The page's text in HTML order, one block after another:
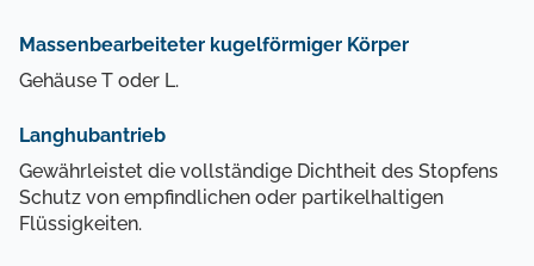
Massenbearbeiteter kugelförmiger Körper
Gehäuse T oder L.
Langhubantrieb
Gewährleistet die vollständige Dichtheit des Stopfens
Schutz von empfindlichen oder partikelhaltigen
Flüssigkeiten.